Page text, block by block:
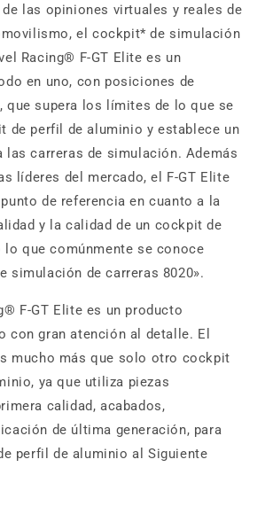
las opiniones virtuales y reales de
el cockpit* de simulación
Racing® F-GT Elite es un
en uno, con posiciones de
que supera los límites de lo que se
de perfil de aluminio y establece un
las carreras de simulación. Además
líderes del mercado, el F-GT Elite
de referencia en cuanto a la
y la calidad de un cockpit de
que comúnmente se conoce
simulación de carreras 8020».
F-GT Elite es un producto
con gran atención al detalle. El
mucho más que solo otro cockpit
ya que utiliza piezas
calidad, acabados,
de última generación, para
perfil de aluminio al Siguiente